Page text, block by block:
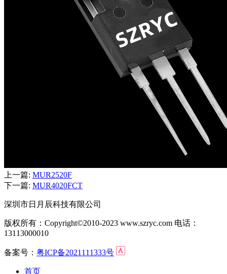
上一篇: MUR2520F
下一篇: MUR4020FCT
深圳市日月辰科技有限公司
版权所有：Copyright©2010-2023 www.szryc.com 电话：
13113000010
备案号： 粤ICP备2021111333号
首页